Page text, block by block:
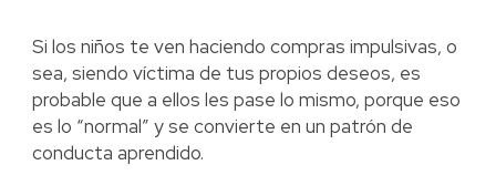
Si los niños te ven haciendo compras impulsivas, o
sea, siendo víctima de tus propios deseos, es
probable que a ellos les pase lo mismo, porque eso
es lo “normal” y se convierte en un patrón de
conducta aprendido.